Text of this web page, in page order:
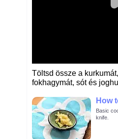
Töltsd össze a
fokhagymát, sót és
How
Basic
knife.